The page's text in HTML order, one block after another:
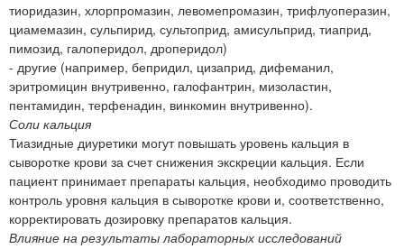
тиоридазин, хлорпромазин, левомепромазин, трифлуоперазин,
циамемазин, сульпирид, сультоприд, амисульприд, тиаприд,
пимозид, галоперидол, дроперидол)
- другие (например, бепридил, цизаприд, дифеманил,
эритромицин внутривенно, галофантрин, мизоластин,
пентамидин, терфенадин, винкомин внутривенно).
Соли кальция
Тиазидные диуретики могут повышать уровень кальция в
сыворотке крови за счет снижения экскреции кальция. Если
пациент принимает препараты кальция, необходимо проводить
контроль уровня кальция в сыворотке крови и, соответственно,
корректировать дозировку препаратов кальция.
Влияние на результаты лабораторных исследований